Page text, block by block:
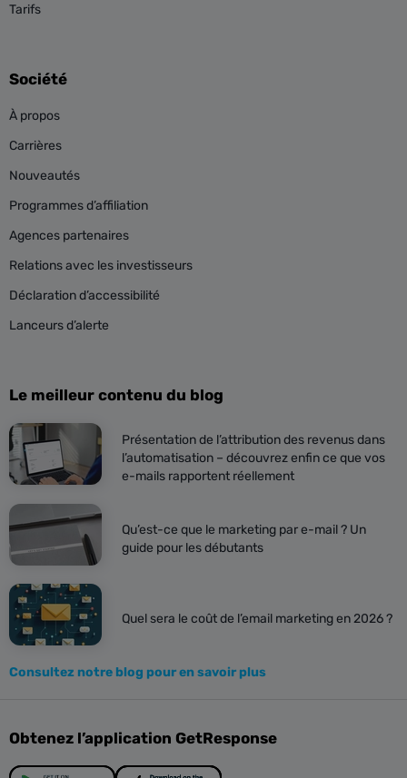
Tarifs
Société
À propos
Carrières
Nouveautés
Programmes d’affiliation
Agences partenaires
Relations avec les investisseurs
Déclaration d’accessibilité
Lanceurs d’alerte
Le meilleur contenu du blog
Présentation de l’attribution des revenus dans
l’automatisation – découvrez enfin ce que vos
e-mails rapportent réellement
Qu’est-ce que le marketing par e-mail ? Un
guide pour les débutants
Quel sera le coût de l’email marketing en 2026 ?
Consultez notre blog pour en savoir plus
Obtenez l’application GetResponse